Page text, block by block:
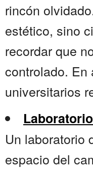
rincón
estético, sino
recordar que
controlado. En
universitarios
Un laboratorio
espacio del